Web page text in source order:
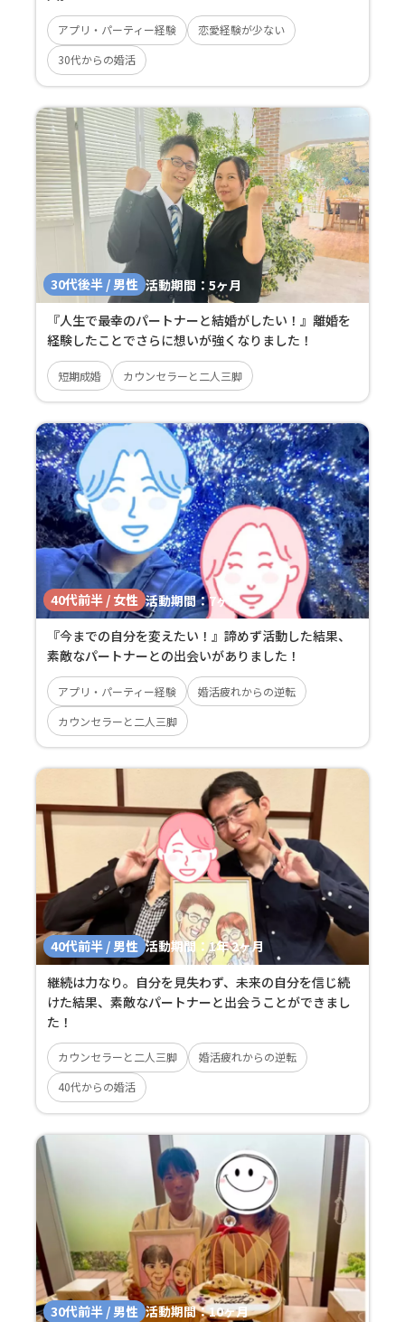
アプリ・パーティー経験
恋愛経験が少ない
30代からの婚活
30代後半 / 男性 活動期間： 5ヶ月
『人生で最幸のパートナーと結婚がしたい！』離婚を
経験したことでさらに想いが強くなりました！
短期成婚 カウンセラーと二人三脚
40代前半 / 女性 活動期間：7ヶ月
『今までの自分を変えたい！』諦めず活動した結果、
素敵なパートナーとの出会いがありました！
アプリ・パーティー経験
婚活疲れからの逆転
カウンセラーと二人三脚
40代前半 / 男性 活動期間：1年 2ヶ月
継続は力なり。自分を見失わず、未来の自分を信じ続
けた結果、素敵なパートナーと出会うことができまし
た！
カウンセラーと二人三脚
婚活疲れからの逆転
40代からの婚活
30代前半 / 男性 活動期間：10ヶ月